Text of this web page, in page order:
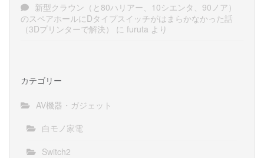
新型クラウン（と80ハリアー、10シエンタ、90ノア）
のスペアホールにDタイプスイッチがはまらかなかった話
（3Dプリンターで解決）
に furuta より
カテゴリー
AV機器・ガジェット
白モノ家電
Switch2